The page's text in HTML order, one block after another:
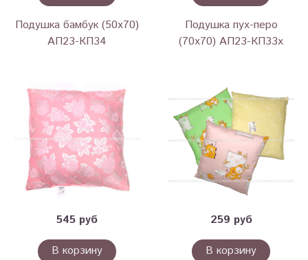
Подушка бамбук (50х70)
АП23-КП34
Подушка пух-перо
(70х70) АП23-КП33х
545 руб
В корзину
259 руб
В корзину